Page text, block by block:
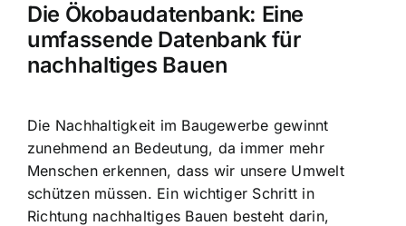
Die Ökobaudatenbank: Eine
umfassende Datenbank für
nachhaltiges Bauen
Die Nachhaltigkeit im Baugewerbe gewinnt
zunehmend an Bedeutung, da immer mehr
Menschen erkennen, dass wir unsere Umwelt
schützen müssen. Ein wichtiger Schritt in
Richtung nachhaltiges Bauen besteht darin,